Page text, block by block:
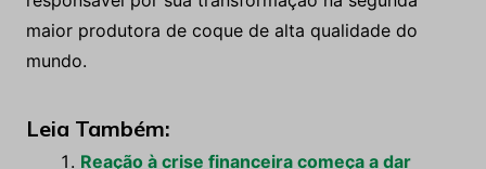
Leia Também:
Reação à crise financeira começa a dar
Ouro ganha com crise financeira, mas cai a